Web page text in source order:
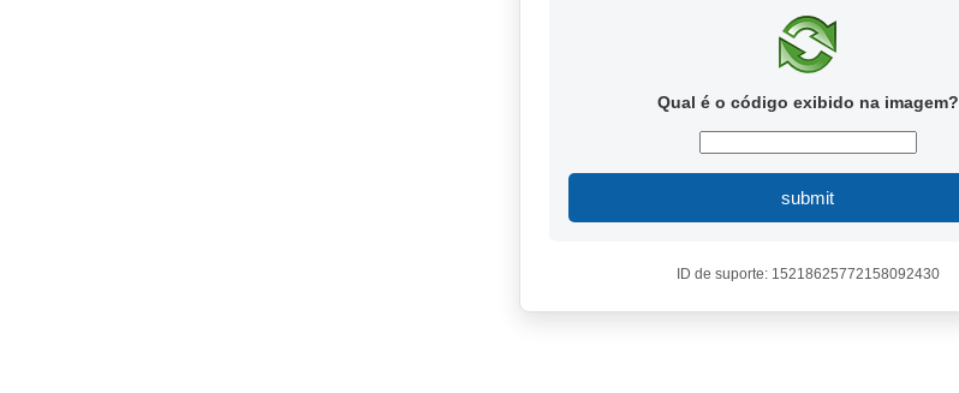
Qual é o código exibido na imagem?
submit
ID de suporte: 15218625772158092430